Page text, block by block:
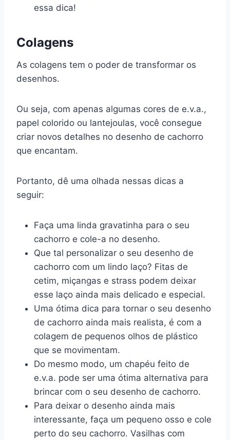
essa dica!
Colagens
As colagens tem o poder de transformar os
desenhos.
Ou seja, com apenas algumas cores de e.v.a.,
papel colorido ou lantejoulas, você consegue
criar novos detalhes no desenho de cachorro
que encantam.
Portanto, dê uma olhada nessas dicas a
seguir:
Faça uma linda gravatinha para o seu
cachorro e cole-a no desenho.
Que tal personalizar o seu desenho de
cachorro com um lindo laço? Fitas de
cetim, miçangas e strass podem deixar
esse laço ainda mais delicado e especial.
Uma ótima dica para tornar o seu desenho
de cachorro ainda mais realista, é com a
colagem de pequenos olhos de plástico
que se movimentam.
Do mesmo modo, um chapéu feito de
e.v.a. pode ser uma ótima alternativa para
brincar com o seu desenho de cachorro.
Para deixar o desenho ainda mais
interessante, faça um pequeno osso e cole
perto do seu cachorro. Vasilhas com